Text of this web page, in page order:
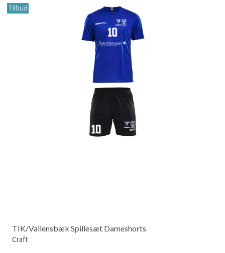
Tilbud
TIK/Vallensbæk Spillesæt Dameshorts
Craft